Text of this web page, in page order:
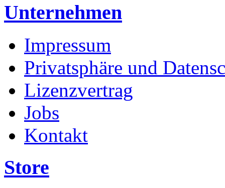
Unternehmen
Impressum
Privatsphäre und
Lizenzvertrag
Jobs
Kontakt
Store